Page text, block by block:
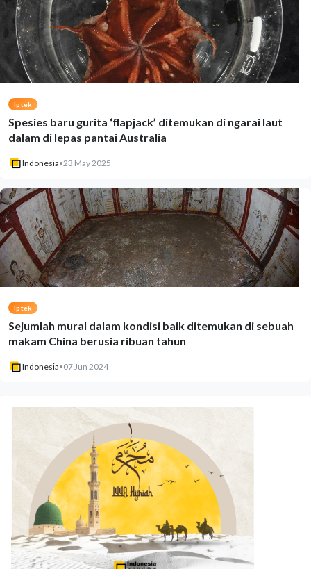
Iptek
Spesies baru gurita ‘flapjack’ ditemukan di ngarai laut
dalam di lepas pantai Australia
Indonesia•23 May 2025
Iptek
Sejumlah mural dalam kondisi baik ditemukan di sebuah
makam China berusia ribuan tahun
Indonesia•07 Jun 2024